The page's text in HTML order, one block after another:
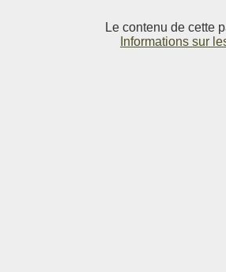
Le contenu de cette
Informations sur